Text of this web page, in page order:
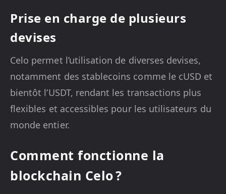
Prise en charge de plusieurs
devises
Celo permet l’utilisation de diverses devises,
notamment des stablecoins comme le cUSD et
bientôt l’USDT, rendant les transactions plus
flexibles et accessibles pour les utilisateurs du
monde entier.
Comment fonctionne la
blockchain Celo ?